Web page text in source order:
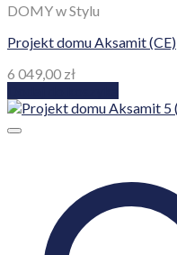
DOMY w Stylu
Projekt domu Aksamit (CE)
6 049,00 zł